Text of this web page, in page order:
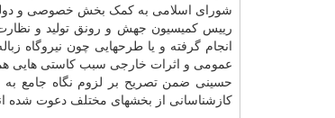
شورای اسلامی به کمک بخش خصوصی و
انجام گرفته و یا طرحهایی چون
عمومی و اثرات خارجی سبب کاستی هایی
حسینی ضمن تصریح بر لزوم نگاه جامع به
کازشناسانی از بخشهای مختلف دعوت شده